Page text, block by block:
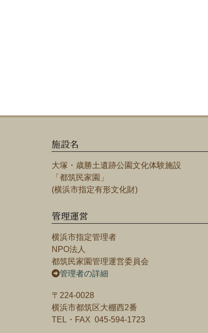
施設名
大塚・歳勝土遺跡公園文化体験施設
「都筑民家園」
(横浜市指定有形文化財)
管理運営
横浜市指定管理者
NPO法人
都筑民家園管理運営委員会
管理者の詳細
〒224-0028
横浜市都筑区大棚西2番
TEL・FAX 045-594-1723